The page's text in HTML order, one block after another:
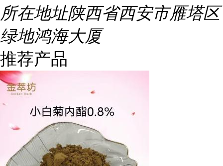
所在地址陕西省西安市雁塔区
绿地鸿海大厦
推荐产品